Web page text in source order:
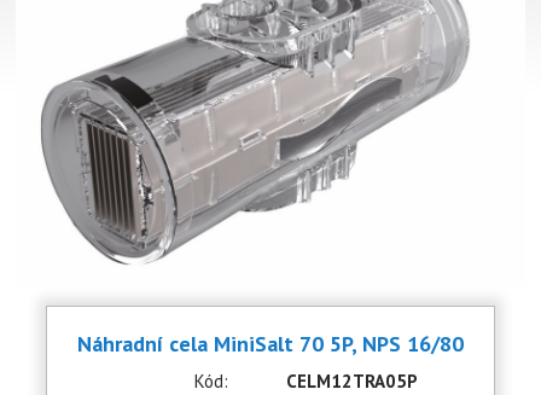
Náhradní cela MiniSalt 70 5P, NPS 16/80
Kód:
CELM12TRA05P